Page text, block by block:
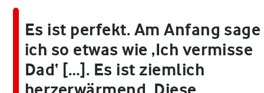
Es ist perfekt. Am Anfang sage
ich so etwas wie ‚Ich vermisse
Dad‘ […]. Es ist ziemlich